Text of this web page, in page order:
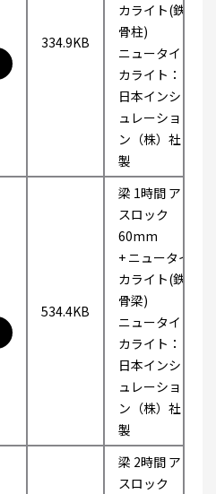
334.9KB
カライト(鉄
骨柱)
ニュータイ
カライト：
日本インシ
ュレーショ
ン（株）社
製
534.4KB
梁 1時間 ア
スロック
60mm
+ ニュータイ
カライト(鉄
骨梁)
ニュータイ
カライト：
日本インシ
ュレーショ
ン（株）社
製
梁 2時間 ア
スロック